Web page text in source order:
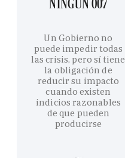
Un Gobierno no
puede impedir todas
las crisis, pero sí tiene
la obligación de
reducir su impacto
cuando existen
indicios razonables
de que pueden
producirse